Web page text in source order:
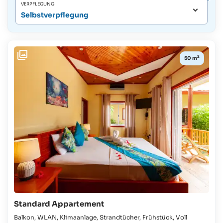
VERPFLEGUNG
Selbstverpflegung
Standard Appartement
50 m2
Balkon, WLAN, Klimaanlage, Strandtücher, Frühstück, Voll